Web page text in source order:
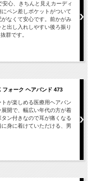
心、きちんと見えカーディ
ペン差しポケットがついて
なくて安心です。前かがみ
出し入れしやすい後ろ振り
群です。
フォーク ヘアバンド 473
が楽しめる医療用ヘアバン
展開で、幅広い年代の方が着
ン付きなので耳が痛くなる
身に着けていただける、男